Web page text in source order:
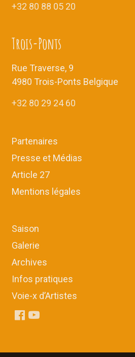
+32 80 88 05 20
Trois-Ponts
Rue Traverse, 9
4980 Trois-Ponts Belgique
+32 80 29 24 60
Partenaires
Presse et Médias
Article 27
Mentions légales
Saison
Galerie
Archives
Infos pratiques
Voie-x d’Artistes